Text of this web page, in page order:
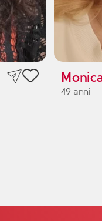
49 anni